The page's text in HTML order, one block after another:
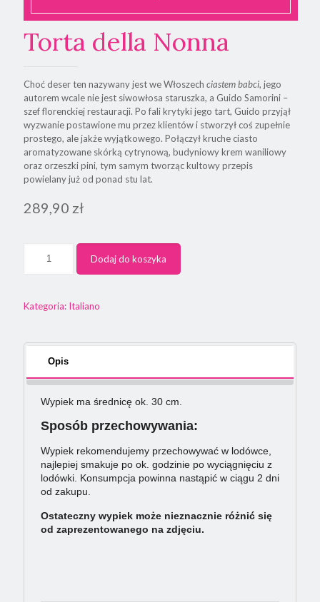
Torta della Nonna
Choć deser ten nazywany jest we Włoszech ciastem babci, jego
autorem wcale nie jest siwowłosa staruszka, a Guido Samorini –
szef florenckiej restauracji. Po fali krytyki jego tart, Guido przyjął
wyzwanie postawione mu przez klientów i stworzył coś zupełnie
prostego, ale jakże wyjątkowego. Połączył kruche ciasto
aromatyzowane skórką cytrynową, budyniowy krem waniliowy
oraz orzeszki pini, tym samym tworząc kultowy przepis
powielany już od ponad stu lat.
289,90 zł
Dodaj do koszyka
Kategoria: Italiano
Opis
Wypiek ma średnicę ok. 30 cm.
Sposób przechowywania:
Wypiek rekomendujemy przechowywać w lodówce,
najlepiej smakuje po ok. godzinie po wyciągnięciu z
lodówki. Konsumpcja powinna nastąpić w ciągu 2 dni
od zakupu.
Ostateczny wypiek może nieznacznie różnić się
od zaprezentowanego na zdjęciu.